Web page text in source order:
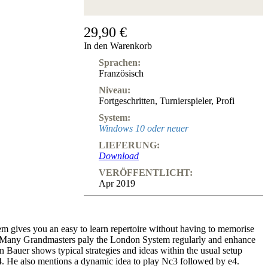
29,90 €
In den Warenkorb
Sprachen:
Französisch
Niveau:
Fortgeschritten, Turnierspieler, Profi
System:
Windows 10 oder neuer
LIEFERUNG:
Download
VERÖFFENTLICHT:
Apr 2019
gives you an easy to learn repertoire without having to memorise
Grandmasters paly the London System regularly and enhance
Bauer shows typical strategies and ideas within the usual setup
He also mentions a dynamic idea to play Nc3 followed by e4.